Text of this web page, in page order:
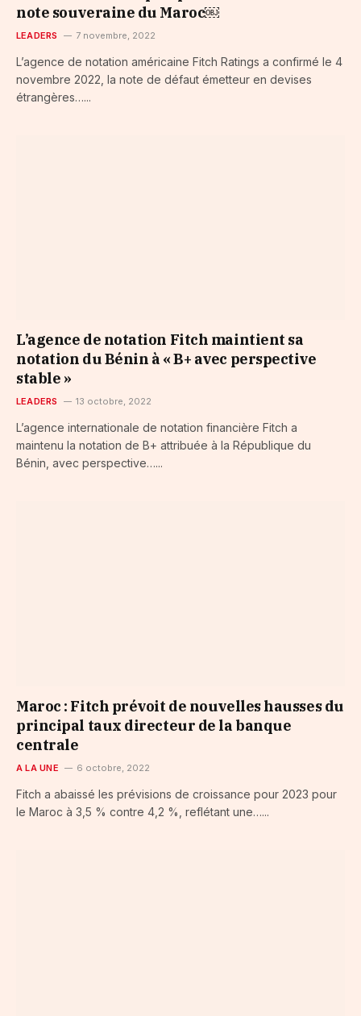
note souveraine du Maroc￼
LEADERS 7 novembre, 2022
L’agence de notation américaine Fitch Ratings a confirmé le 4
novembre 2022, la note de défaut émetteur en devises
étrangères…...
L’agence de notation Fitch maintient sa
notation du Bénin à « B+ avec perspective
stable »
LEADERS 13 octobre, 2022
L’agence internationale de notation financière Fitch a
maintenu la notation de B+ attribuée à la République du
Bénin, avec perspective…...
Maroc : Fitch prévoit de nouvelles hausses du
principal taux directeur de la banque
centrale
A LA UNE 6 octobre, 2022
Fitch a abaissé les prévisions de croissance pour 2023 pour
le Maroc à 3,5 % contre 4,2 %, reflétant une…...